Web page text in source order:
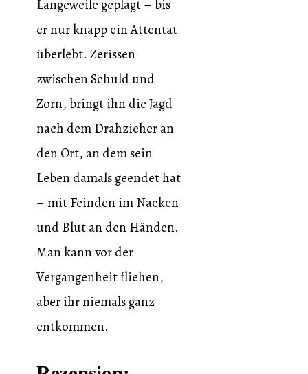
Langeweile geplagt – bis
er nur knapp ein Attentat
überlebt. Zerissen
zwischen Schuld und
Zorn, bringt ihn die Jagd
nach dem Drahzieher an
den Ort, an dem sein
Leben damals geendet hat
– mit Feinden im Nacken
und Blut an den Händen.
Man kann vor der
Vergangenheit fliehen,
aber ihr niemals ganz
entkommen.